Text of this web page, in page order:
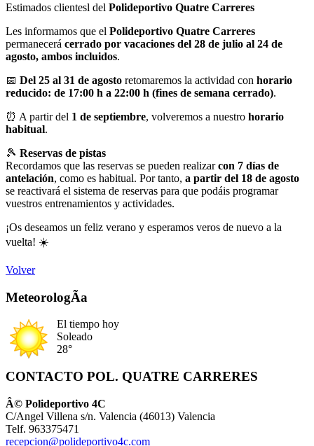
Estimados clientesl del Polideportivo Quatre Carreres
Les informamos que el Polideportivo Quatre Carreres
permanecerá cerrado por vacaciones del 28 de julio al 24 de
agosto, ambos incluidos.
📅 Del 25 al 31 de agosto retomaremos la actividad con horario
reducido: de 17:00 h a 22:00 h (fines de semana cerrado).
⏰ A partir del 1 de septiembre, volveremos a nuestro horario
habitual.
🎾 Reservas de pistas
Recordamos que las reservas se pueden realizarcon 7 días de
antelación, como es habitual. Por tanto, a partir del 18 de agosto
se reactivará el sistema de reservas para que podáis programar
vuestros entrenamientos y actividades.
¡Os deseamos un feliz verano y esperamos veros de nuevo a la
vuelta! ☀️
Volver
MeteorologÃ­a
El tiempo hoy
Soleado
28°
CONTACTO POL. QUATRE CARRERES
Â© Polideportivo 4C
C/Angel Villena s/n. Valencia (46013) Valencia
Telf. 963375471
recepcion@polideportivo4c.com